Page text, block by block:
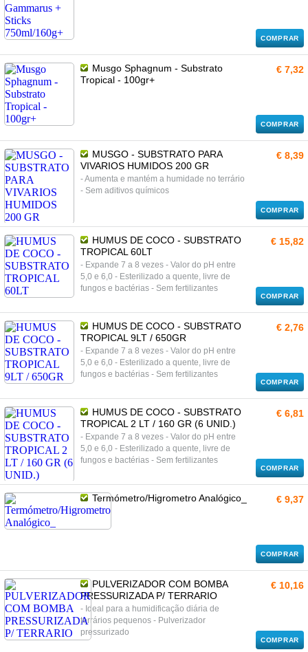
COMPRAR
Musgo Sphagnum - Substrato
Tropical - 100gr+
€ 7,32
COMPRAR
MUSGO - SUBSTRATO PARA
VIVARIOS HUMIDOS 200 GR
- Aumenta e mantém a humidade no terrário
- Sem aditivos químicos
€ 8,39
COMPRAR
HUMUS DE COCO - SUBSTRATO
TROPICAL 60LT
- Expande 7 a 8 vezes - Valor do pH entre
5,0 e 6,0 - Esterilizado a quente, livre de
fungos e bactérias - Sem fertilizantes
€ 15,82
COMPRAR
HUMUS DE COCO - SUBSTRATO
TROPICAL 9LT / 650GR
- Expande 7 a 8 vezes - Valor do pH entre
5,0 e 6,0 - Esterilizado a quente, livre de
fungos e bactérias - Sem fertilizantes
€ 2,76
COMPRAR
HUMUS DE COCO - SUBSTRATO
TROPICAL 2 LT / 160 GR (6 UNID.)
- Expande 7 a 8 vezes - Valor do pH entre
5,0 e 6,0 - Esterilizado a quente, livre de
fungos e bactérias - Sem fertilizantes
€ 6,81
COMPRAR
Termómetro/Higrometro Analógico_ € 9,37
COMPRAR
PULVERIZADOR COM BOMBA
PRESSURIZADA P/ TERRARIO
- Ideal para a humidificação diária de
terrários pequenos - Pulverizador
pressurizado
€ 10,16
COMPRAR